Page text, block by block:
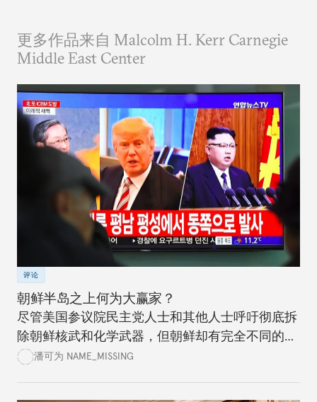
更多作品来自 Malcolm H. Kerr Carnegie
Middle East Center
评论
朝鲜半岛之上何为大赢家？
尽管美国参议院民主党人士和其他人士呼吁彻底拆
除朝鲜核武和化学武器，但朝鲜却有完全不同的想
法。美国政党领袖应该清楚认识到进程情况，而不
潘可为 NAME_MISSING